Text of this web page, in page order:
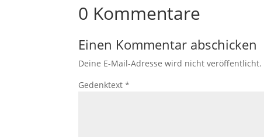
0 Kommentare
Einen Kommentar abschicken
Deine E-Mail-Adresse wird nicht veröffentlicht.
Gedenktext*